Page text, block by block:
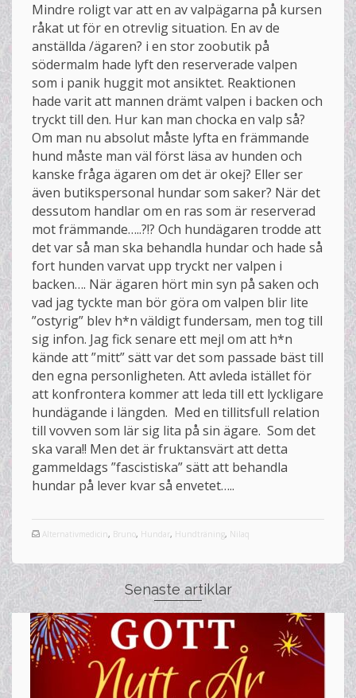
Mindre roligt var att en av valpägarna på kursen
råkat ut för en otrevlig situation. En av de
anställda /ägaren? i en stor zoobutik på
södermalm hade lyft den reserverade valpen
som i panik huggit mot ansiktet. Reaktionen
hade varit att mannen drämt valpen i backen och
tryckt till den. Hur kan man chocka en valp så?
Om man nu absolut måste lyfta en främmande
hund måste man väl först läsa av hunden och
kanske fråga ägaren om det är okej? Eller ser
även butikspersonal hundar som saker? När det
dessutom handlar om en ras som är reserverad
mot främmande…..?!? Och hundägaren trodde att
det var så man ska behandla hundar och hade så
fort hunden varvat upp tryckt ner valpen i
backen…. När ägaren hört min syn på saken och
vad jag tyckte man bör göra om valpen blir lite
”ostyrig” blev h*n väldigt fundersam, men tog till
sig infon. Jag fick senare ett mejl om att h*n
kände att ”mitt” sätt var det som passade bäst till
den egna personligheten. Att avleda istället för
att konfrontera kommer att leda till ett lyckligare
hundägande i längden. Med en tillitsfull relation
till vovven som lär sig lita på sin ägare. Som det
ska vara!! Men det är fruktansvärt att detta
gammeldags ”fascistiska” sätt att behandla
hundar på lever kvar så envetet…..
Alternativmedicin, Bruno, Hundar, Hundträning, Nilaq
Senaste artiklar